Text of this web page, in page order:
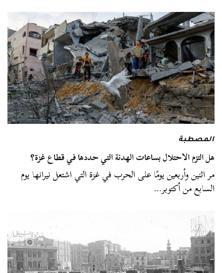
المصطبة
هل التزم الاحتلال بساعات الهدنة التي حددها في قطاع غزة؟
مر اثنين وأربعين يومًا على الحرب في غزة التي اشتعل نيرانها يوم
السابع من أكتوبر…